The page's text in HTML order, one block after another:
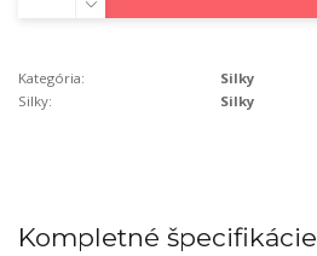
Kategória:
Silky
Silky:
Silky
Kompletné špecifikácie